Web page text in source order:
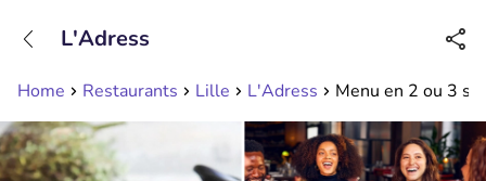
Bereikbaar tot 23:00 uur
Home Restaurants Lille L'Adress Menu en 2 ou 3
L'Adress